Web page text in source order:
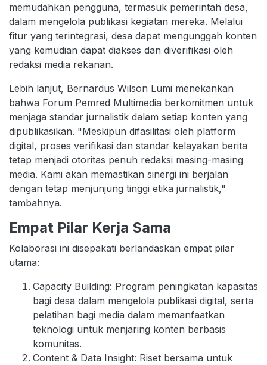
memudahkan pengguna, termasuk pemerintah desa,
dalam mengelola publikasi kegiatan mereka. Melalui
fitur yang terintegrasi, desa dapat mengunggah konten
yang kemudian dapat diakses dan diverifikasi oleh
redaksi media rekanan.
Lebih lanjut, Bernardus Wilson Lumi menekankan
bahwa Forum Pemred Multimedia berkomitmen untuk
menjaga standar jurnalistik dalam setiap konten yang
dipublikasikan. "Meskipun difasilitasi oleh platform
digital, proses verifikasi dan standar kelayakan berita
tetap menjadi otoritas penuh redaksi masing-masing
media. Kami akan memastikan sinergi ini berjalan
dengan tetap menjunjung tinggi etika jurnalistik,"
tambahnya.
Empat Pilar Kerja Sama
Kolaborasi ini disepakati berlandaskan empat pilar
utama:
Capacity Building: Program peningkatan kapasitas
bagi desa dalam mengelola publikasi digital, serta
pelatihan bagi media dalam memanfaatkan
teknologi untuk menjaring konten berbasis
komunitas.
Content & Data Insight: Riset bersama untuk